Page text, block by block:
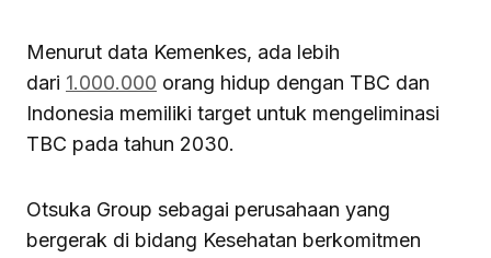
Menurut data Kemenkes, ada lebih
dari 1.000.000 orang hidup dengan TBC dan
Indonesia memiliki target untuk mengeliminasi
TBC pada tahun 2030.
Otsuka Group sebagai perusahaan yang
bergerak di bidang Kesehatan berkomitmen